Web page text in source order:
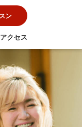
ン
クセス